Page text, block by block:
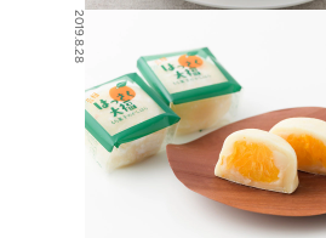
2019.8.28